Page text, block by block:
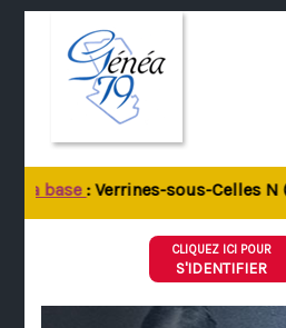
la base: Verrines-sous-Celles N
CLIQUEZ ICI POUR
S'IDENTIFIER